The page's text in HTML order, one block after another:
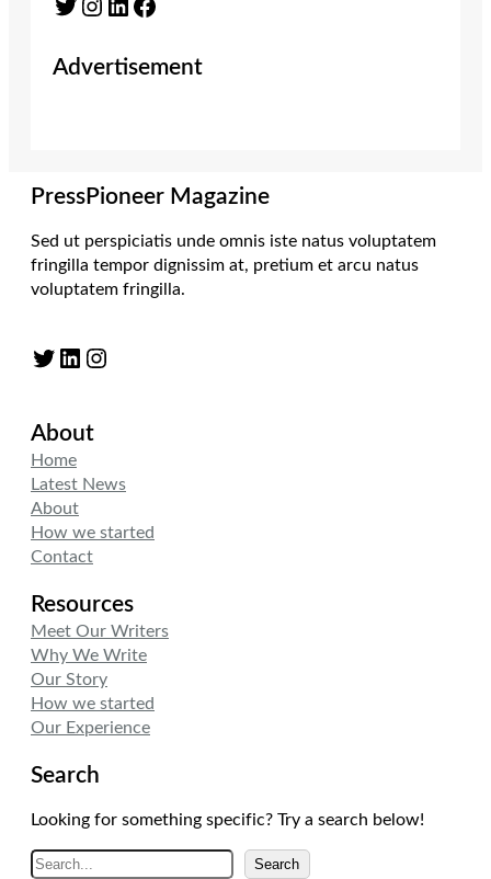
Advertisement
PressPioneer Magazine
Sed ut perspiciatis unde omnis iste natus voluptatem
fringilla tempor dignissim at, pretium et arcu natus
voluptatem fringilla.
Twitter LinkedIn Instagram
About
Home
Latest News
About
How we started
Contact
Resources
Meet Our Writers
Why We Write
Our Story
How we started
Our Experience
Search
Looking for something specific? Try a search below!
ASearch